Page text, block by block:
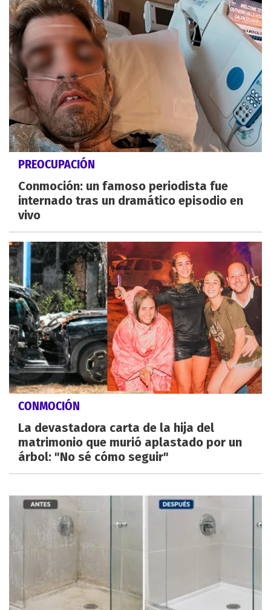
PREOCUPACIÓN
Conmoción: un famoso periodista fue
internado tras un dramático episodio en
vivo
CONMOCIÓN
La devastadora carta de la hija del
matrimonio que murió aplastado por un
árbol: "No sé cómo seguir"